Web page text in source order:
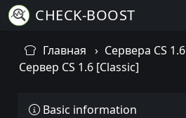
CHECK-BOOST
Главная
Сервера CS 1.6
Сервер CS 1.6 [Classic]
Basic information